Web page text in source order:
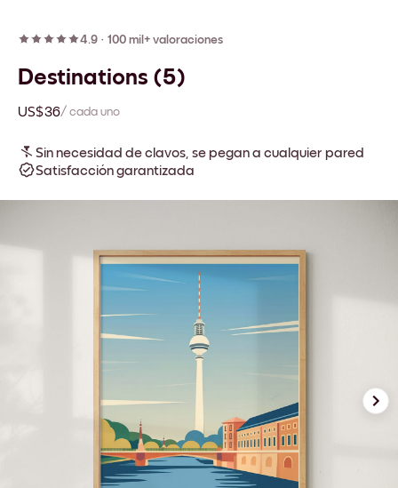
4.9 · 100 mil+ valoraciones
Destinations (5)
US$36/ cada uno
Sin necesidad de clavos, se pegan a cualquier pared
Satisfacción garantizada